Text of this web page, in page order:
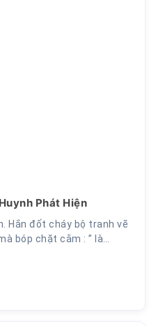
Phát Hiện
Hắn đốt cháy bộ tranh vẽ
bóp chặt cằm : ” là…